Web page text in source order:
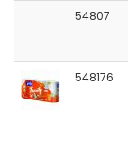
54807
548176